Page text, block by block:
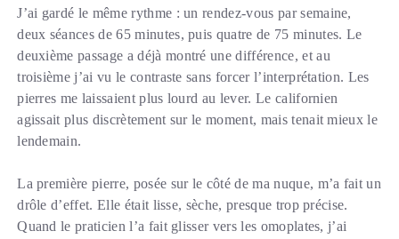
J’ai gardé le même rythme : un rendez-vous par semaine,
deux séances de 65 minutes, puis quatre de 75 minutes. Le
deuxième passage a déjà montré une différence, et au
troisième j’ai vu le contraste sans forcer l’interprétation. Les
pierres me laissaient plus lourd au lever. Le californien
agissait plus discrètement sur le moment, mais tenait mieux le
lendemain.
La première pierre, posée sur le côté de ma nuque, m’a fait un
drôle d’effet. Elle était lisse, sèche, presque trop précise.
Quand le praticien l’a fait glisser vers les omoplates, j’ai